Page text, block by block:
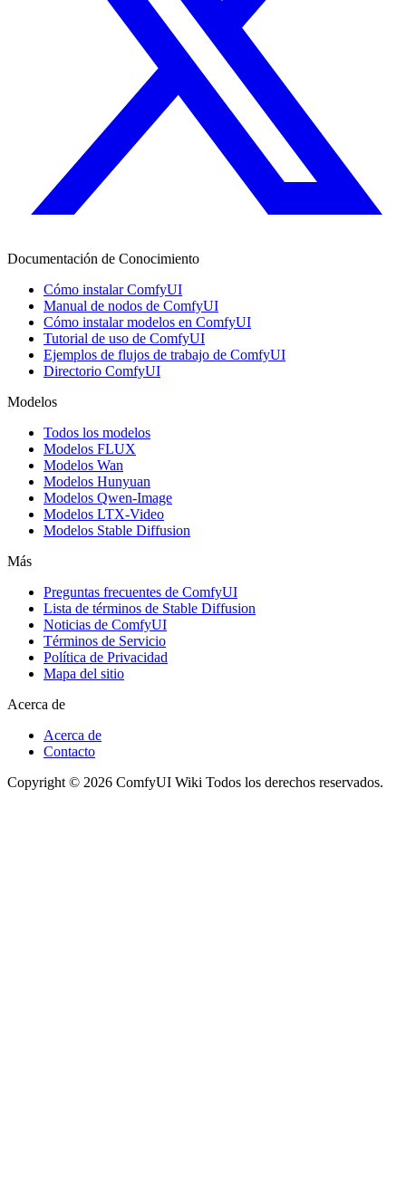
Documentación de Conocimiento
Cómo instalar ComfyUI
Manual de nodos de ComfyUI
Cómo instalar modelos en ComfyUI
Tutorial de uso de ComfyUI
Ejemplos de flujos de trabajo de ComfyUI
Directorio ComfyUI
Modelos
Todos los modelos
Modelos FLUX
Modelos Wan
Modelos Hunyuan
Modelos Qwen-Image
Modelos LTX-Video
Modelos Stable Diffusion
Más
Preguntas frecuentes de ComfyUI
Lista de términos de Stable Diffusion
Noticias de ComfyUI
Términos de Servicio
Política de Privacidad
Mapa del sitio
Acerca de
Acerca de
Contacto
Copyright © 2026 ComfyUI Wiki Todos los derechos reservados.